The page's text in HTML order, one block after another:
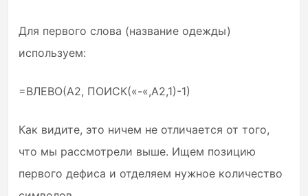
Для первого слова (название одежды)
используем:
=ВЛЕВО(A2, ПОИСК(«-«,A2,1)-1)
Как видите, это ничем не отличается от того,
что мы рассмотрели выше. Ищем позицию
первого дефиса и отделяем нужное количество